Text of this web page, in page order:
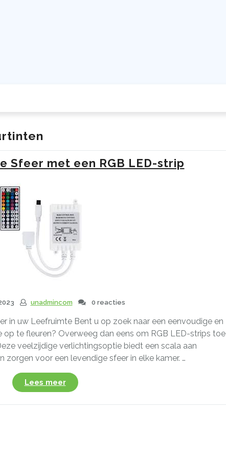
Sfeer met een RGB LED-strip
unadmincom 0 reacties
in uw Leefruimte Bent u op zoek naar een eenvoudige en
te fleuren? Overweeg dan eens om RGB LED-strips toe
veelzijdige verlichtingsoptie biedt een scala aan
zorgen voor een levendige sfeer in elke kamer. …
Lees meer“Creëer
Kleurrijke
Sfeer